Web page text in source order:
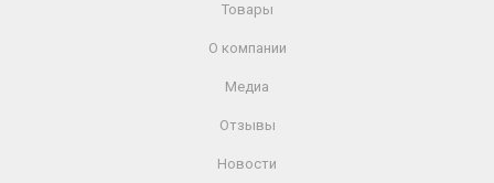
Товары
О компании
Медиа
Отзывы
Новости